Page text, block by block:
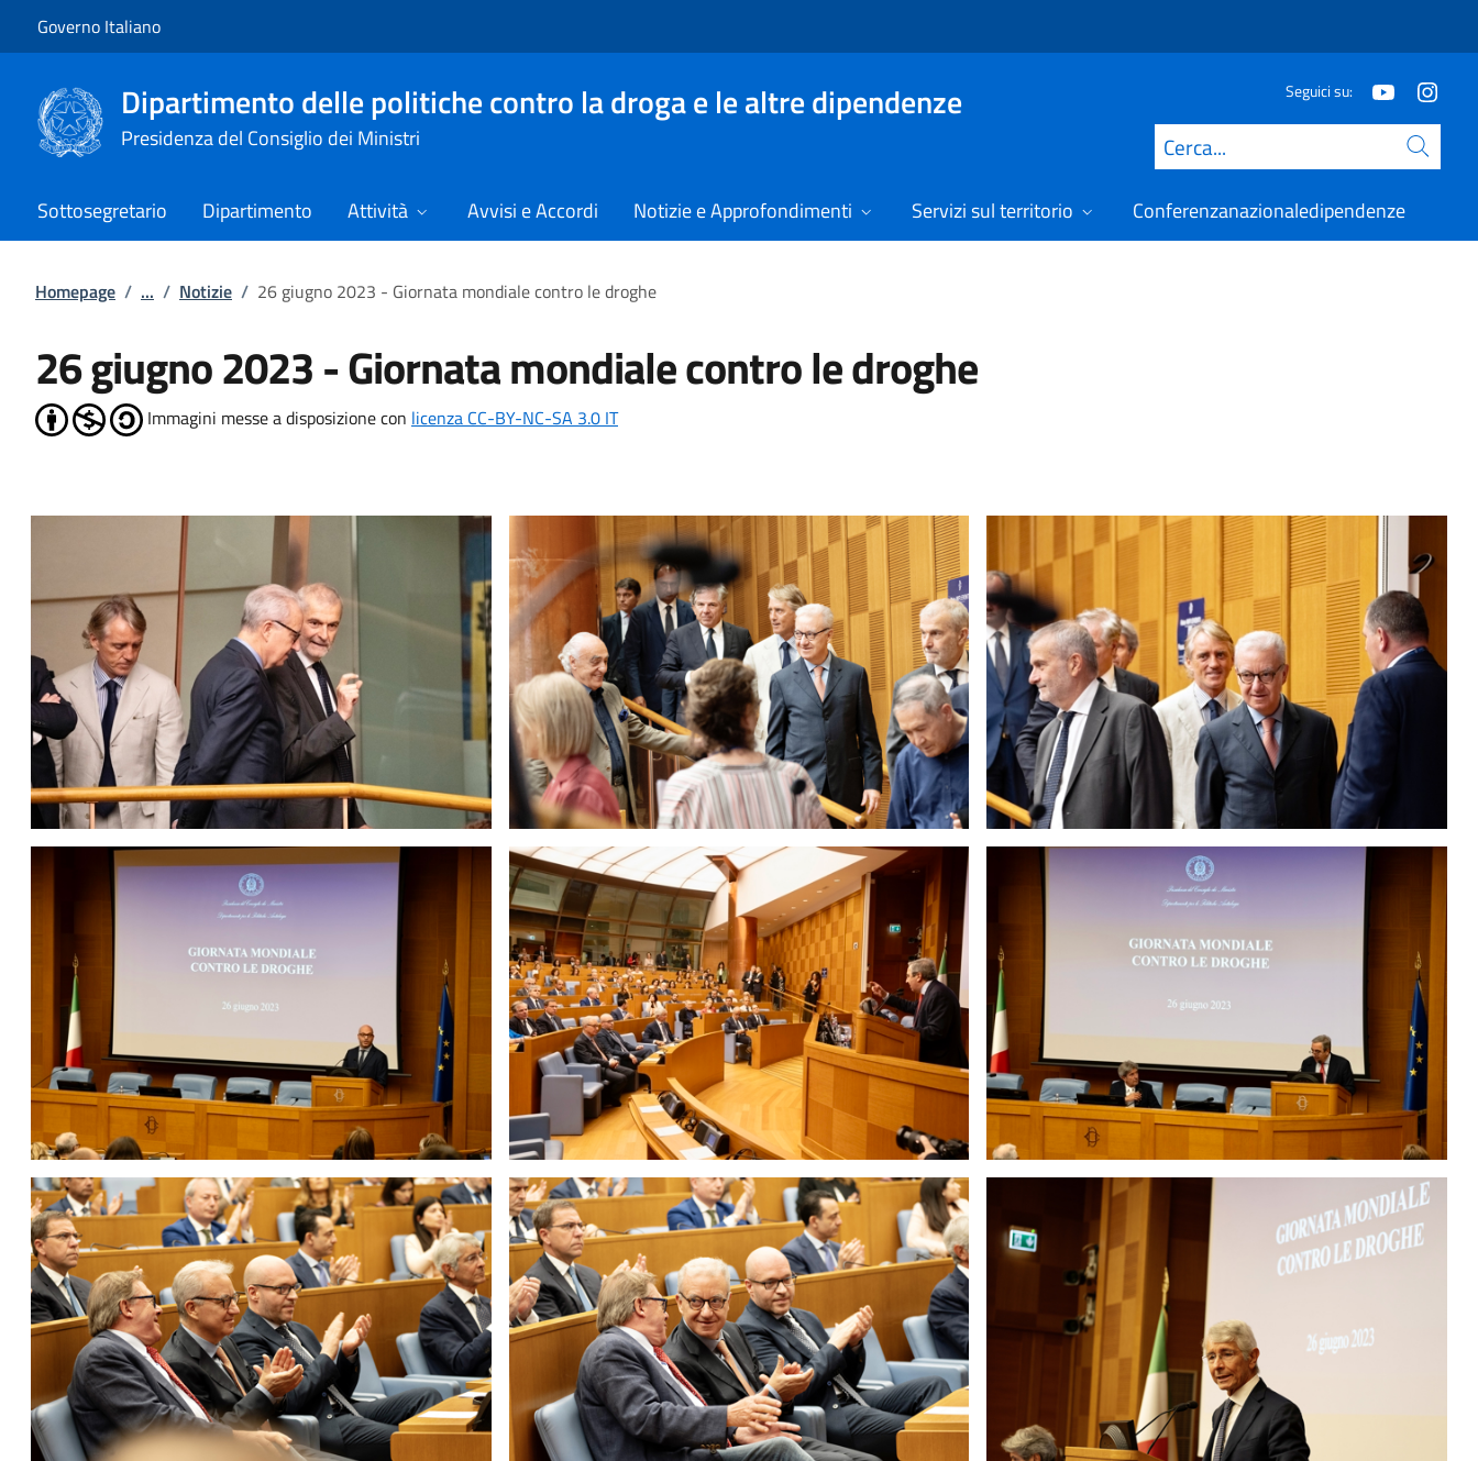
Governo Italiano
Dipartimento delle politiche contro la droga e le altre dipendenze
Presidenza del Consiglio dei Ministri
Seguici su:
Cerca
Sottosegretario Dipartimento Attività Avvisi e Accordi Notizie e Approfondimenti Servizi sul territorio Conferenzanazionaledipendenze
Homepage / ... / Notizie / 26 giugno 2023 - Giornata mondiale contro le droghe
26 giugno 2023 - Giornata mondiale contro le droghe
Immagini messe a disposizione con licenza CC-BY-NC-SA 3.0 IT